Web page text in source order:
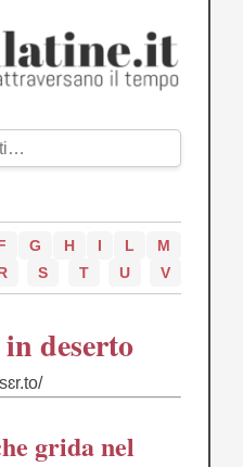
G H I L
M
S T U V
deserto
grida nel